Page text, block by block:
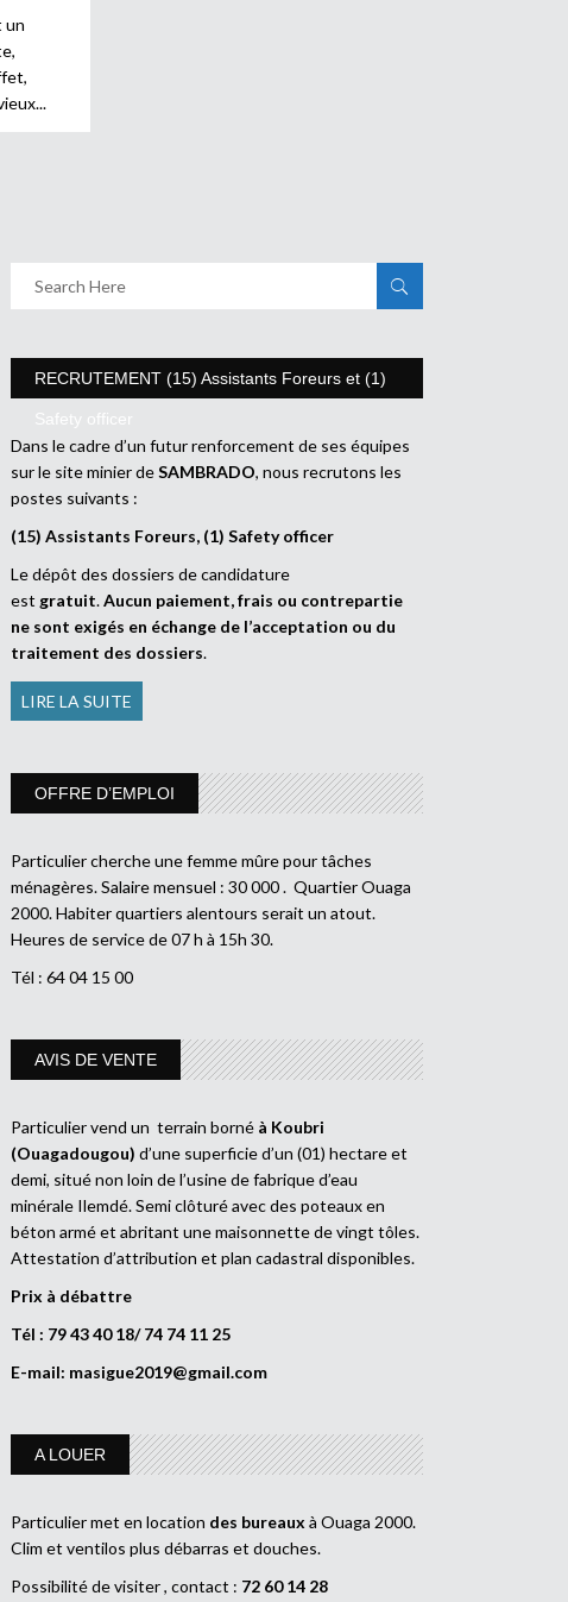
un
RECRUTEMENT (15) Assistants Foreurs et (1)
Safety officer
Dans le cadre d’un futur renforcement de ses équipes
sur le site minier deSAMBRADO, nous recrutons les
postes suivants :
(15) Assistants Foreurs, (1) Safety officer
Le dépôt des dossiers de candidature
est gratuit.Aucun paiement, frais ou contrepartie
ne sont exigés en échange de l’acceptation ou du
traitement des dossiers.
LIRE LA SUITE
OFFRE D’EMPLOI
Particulier cherche une femme mûre pour tâches
ménagères. Salaire mensuel : 30 000 . Quartier Ouaga
2000. Habiter quartiers alentours serait un atout.
Heures de service de 07 h à 15h 30.
Tél : 64 04 15 00
AVIS DE VENTE
Particulier vend un terrain borné à Koubri
(Ouagadougou)d’une superficie d’un (01) hectare et
demi, situé non loin de l’usine de fabrique d’eau
minérale Ilemdé. Semi clôturé avec des poteaux en
béton armé et abritant une maisonnette de vingt tôles.
Attestation d’attribution et plan cadastral disponibles.
Prix à débattre
Tél : 79 43 40 18/ 74 74 11 25
E-mail: masigue2019@gmail.com
A LOUER
Particulier met en location des bureaux à Ouaga 2000.
Clim et ventilos plus débarras et douches.
Possibilité de visiter , contact : 72 60 14 28